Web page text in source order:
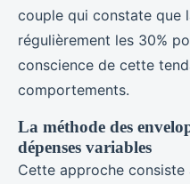
couple qui constate que
régulièrement les 30%
conscience de cette
comportements.
La méthode des
dépenses variables
Cette approche consiste